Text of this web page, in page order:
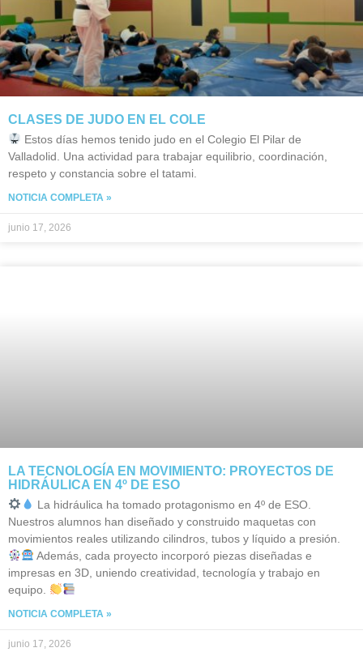
CLASES DE JUDO EN EL COLE
Estos días hemos tenido judo en el Colegio El Pilar de
Valladolid. Una actividad para trabajar equilibrio, coordinación,
respeto y constancia sobre el tatami.
NOTICIA COMPLETA »
junio 17, 2026
LA TECNOLOGÍA EN MOVIMIENTO: PROYECTOS DE
HIDRÁULICA EN 4º DE ESO
La hidráulica ha tomado protagonismo en 4º de ESO.
Nuestros alumnos han diseñado y construido maquetas con
movimientos reales utilizando cilindros, tubos y líquido a presión.
Además, cada proyecto incorporó piezas diseñadas e
impresas en 3D, uniendo creatividad, tecnología y trabajo en
equipo.
NOTICIA COMPLETA »
junio 17, 2026